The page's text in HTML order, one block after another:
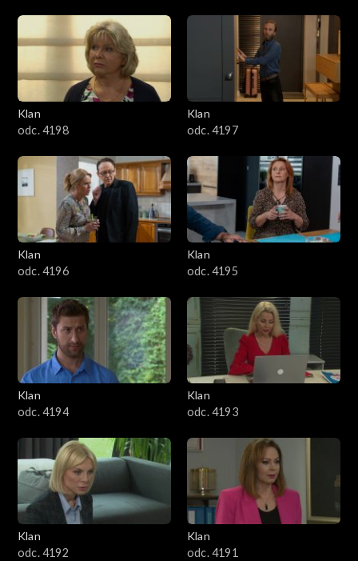
4201–4300
4101–4200
3901–4000
3801–3900
3701–3800
3601–3700
3501–3600
3401–3500
3201–3300
3101–3200
3001–3100
Klan
odc. 4198
Klan
odc. 4197
Klan
odc. 4196
Klan
odc. 4195
Klan
odc. 4194
Klan
odc. 4193
Klan
odc. 4192
Klan
odc. 4191